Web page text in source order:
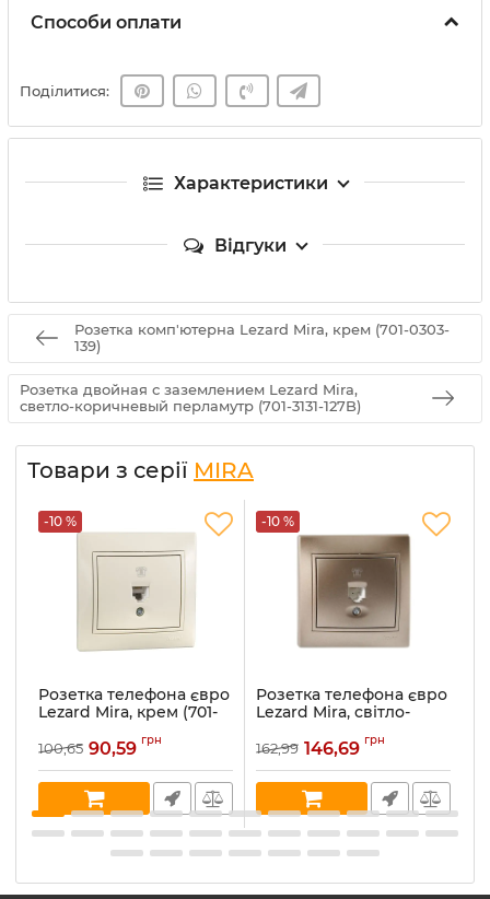
Способи оплати
Поділитися:
Характеристики
Відгуки
Розетка комп'ютерна Lezard Mira, крем (701-0303-
139)
Розетка двойная с заземлением Lezard Mira,
светло-коричневый перламутр (701-3131-127B)
Товари з серії MIRA
-10 %
Розетка телефона євро
Lezard Mira, крем (701-
Артикул:701-0303-137
В наявності:5
100,65 90,59 грн
-10 %
Розетка телефона євро
Lezard Mira, світло-
перламутр (701-3131-137)
Артикул:701-3131-137
В наявності:
162,99 146,69 грн